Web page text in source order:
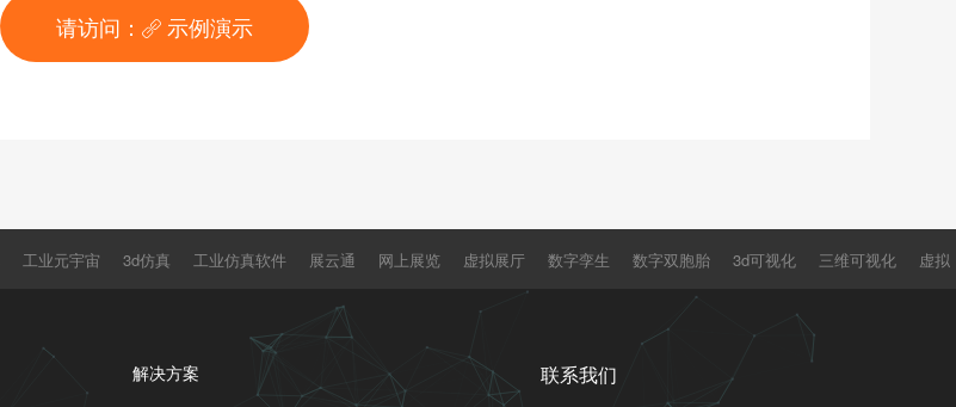
请访问： 示例演示
工业元宇宙 3d仿真 工业仿真软件 展云通 网上展览 虚拟展厅 数字孪生 数字双胞胎 3d可视化 三维可视化 虚拟
解决方案 联系我们